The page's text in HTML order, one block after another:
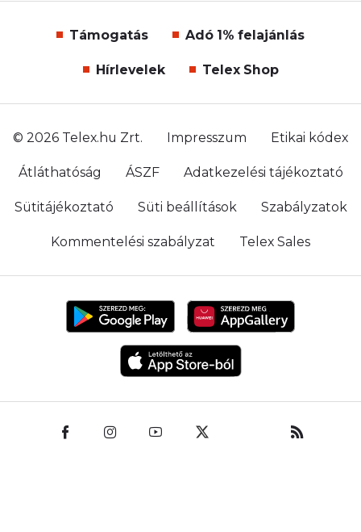
Támogatás Adó 1% felajánlás
Hírlevelek Telex Shop
© 2026 Telex.hu Zrt. Impresszum Etikai kódex
Átláthatóság ÁSZF Adatkezelési tájékoztató
Sütitájékoztató Süti beállítások Szabályzatok
Kommentelési szabályzat Telex Sales